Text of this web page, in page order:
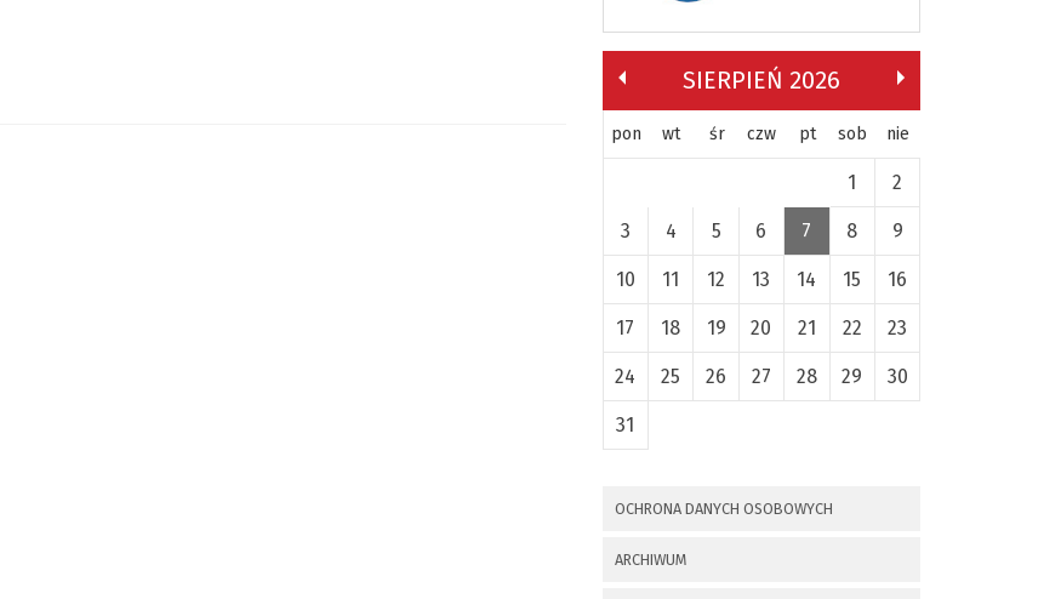
SIERPIEŃ 2026
pon wt śr czw pt sob nie
1 2
3 4 5 6 7 8 9
10 11 12 13 14 15 16
17 18 19 20 21 22 23
24 25 26 27 28 29 30
31
OCHRONA DANYCH OSOBOWYCH
ARCHIWUM